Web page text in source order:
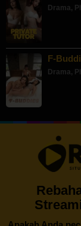
Drama,
F-
Drama,